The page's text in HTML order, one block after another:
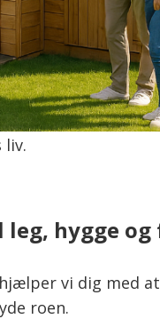
liv.
leg, hygge
hjælper vi dig med
roen.